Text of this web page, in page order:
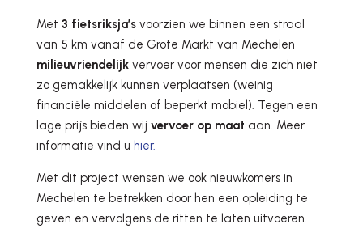
Met 3 fietsriksja’svoorzien we binnen een straal
van 5 km vanaf de Grote Markt van Mechelen
milieuvriendelijk vervoer voor mensen die zich niet
zo gemakkelijk kunnen verplaatsen (weinig
financiële middelen of beperkt mobiel). Tegen een
lage prijs bieden wij vervoer op maat aan. Meer
informatie vind u hier.
Met dit project wensen we ook nieuwkomers in
Mechelen te betrekken door hen een opleiding te
geven en vervolgens de ritten te laten uitvoeren.